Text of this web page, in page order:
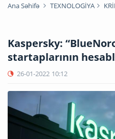
Ana Səhifə TEXNOLOGİYA
Kaspersky:
startaplarının
26-01-2022 10:12